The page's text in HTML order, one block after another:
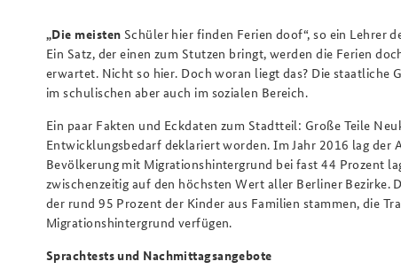
„Die meisten Schüler hier finden Ferien doof“, so ein Lehrer
Ein Satz, der einen zum Stutzen bringt, werden die Ferien
erwartet. Nicht so hier. Doch woran liegt das? Die
im schulischen aber auch im sozialen Bereich.
Ein paar Fakten und Eckdaten zum Stadtteil: Große Teile
Entwicklungsbedarf deklariert worden. Im Jahr 2016 lag
Bevölkerung mit Migrationshintergrund bei fast 44 Prozent
zwischenzeitig auf den höchsten Wert aller Berliner Bezirke.
der rund 95 Prozent der Kinder aus Familien stammen, die
Migrationshintergrund verfügen.
Sprachtests und Nachmittagsangebote